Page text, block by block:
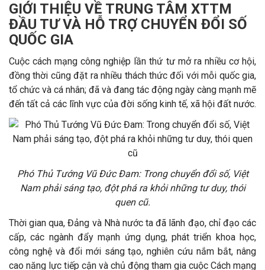
GIỚI THIỆU VỀ TRUNG TÂM XTTM
ĐẦU TƯ VÀ HỖ TRỢ CHUYỂN ĐỔI SỐ
QUỐC GIA
Cuộc cách mạng công nghiệp lần thứ tư mở ra nhiều cơ hội,
đồng thời cũng đặt ra nhiều thách thức đối với mỗi quốc gia,
tổ chức và cá nhân; đã và đang tác động ngày càng mạnh mẽ
đến tất cả các lĩnh vực của đời sống kinh tế, xã hội đất nước.
Phó Thủ Tướng Vũ Đức Đam: Trong chuyển đổi số, Việt
Nam phải sáng tạo, đột phá ra khỏi những tư duy, thói
quen cũ.
Thời gian qua, Đảng và Nhà nước ta đã lãnh đạo, chỉ đạo các
cấp, các ngành đẩy mạnh ứng dụng, phát triển khoa học,
công nghệ và đổi mới sáng tạo, nghiên cứu nắm bắt, nâng
cao năng lực tiếp cận và chủ động tham gia cuộc Cách mạng